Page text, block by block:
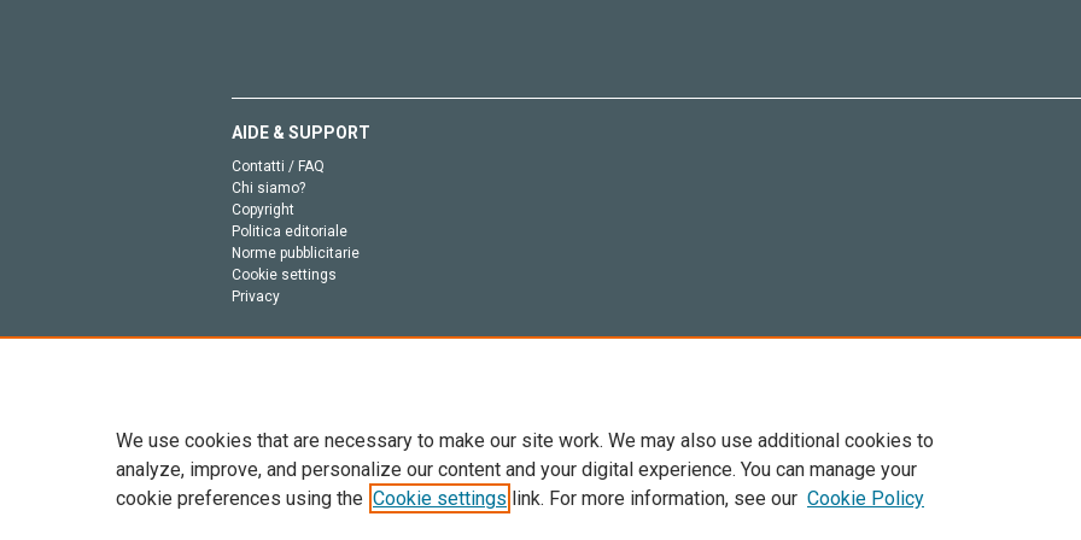
AIDE & SUPPORT
Contatti / FAQ
Chi siamo?
Copyright
Politica editoriale
Norme pubblicitarie
Cookie settings
Privacy
Tutto il contenuto di questo sito: Copyright © 2026 Elsevier, i suoi licenziatari e contributori. Tutti i diritti sono riservati. Inclusi diritti
We use cookies that are necessary to make our site work. We may also use additional cookies to
analyze, improve, and personalize our content and your digital experience. You can manage your
cookie preferences using the Cookie settings link. For more information, see our Cookie Policy